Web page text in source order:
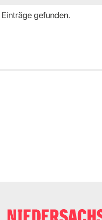
gefunden.